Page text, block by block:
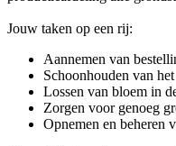
Jouw taken op een rij:
Aannemen van
Schoonhouden van
Lossen van bloem in
Zorgen voor genoeg
Opnemen en beheren